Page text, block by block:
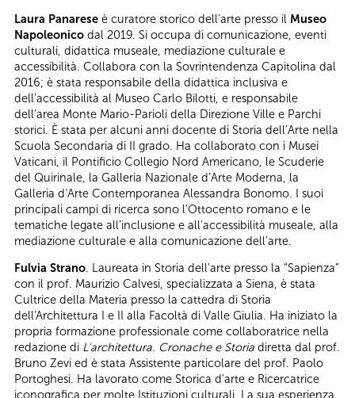
Laura Panarese è curatore storico dell’arte presso il Museo
Napoleonico dal 2019. Si occupa di comunicazione, eventi
culturali, didattica museale, mediazione culturale e
accessibilità. Collabora con la Sovrintendenza Capitolina dal
2016; è stata responsabile della didattica inclusiva e
dell’accessibilità al Museo Carlo Bilotti, e responsabile
dell’area Monte Mario-Parioli della Direzione Ville e Parchi
storici. È stata per alcuni anni docente di Storia dell’Arte nella
Scuola Secondaria di II grado. Ha collaborato con i Musei
Vaticani, il Pontificio Collegio Nord Americano, le Scuderie
del Quirinale, la Galleria Nazionale d’Arte Moderna, la
Galleria d’Arte Contemporanea Alessandra Bonomo. I suoi
principali campi di ricerca sono l’Ottocento romano e le
tematiche legate all’inclusione e all’accessibilità museale, alla
mediazione culturale e alla comunicazione dell’arte.
Fulvia Strano. Laureata in Storia dell'arte presso la “Sapienza”
con il prof. Maurizio Calvesi, specializzata a Siena, è stata
Cultrice della Materia presso la cattedra di Storia
dell'Architettura I e II alla Facoltà di Valle Giulia. Ha iniziato la
propria formazione professionale come collaboratrice nella
redazione di L'architettura. Cronache e Storia diretta dal prof.
Bruno Zevi ed è stata Assistente particolare del prof. Paolo
Portoghesi. Ha lavorato come Storica d'arte e Ricercatrice
iconografica per molte Istituzioni culturali. La sua esperienza